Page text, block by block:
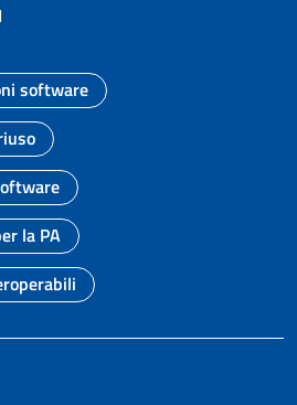
pagina
software
la PA
pagina